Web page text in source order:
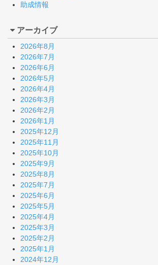
助成情報
アーカイブ
2026年8月
2026年7月
2026年6月
2026年5月
2026年4月
2026年3月
2026年2月
2026年1月
2025年12月
2025年11月
2025年10月
2025年9月
2025年8月
2025年7月
2025年6月
2025年5月
2025年4月
2025年3月
2025年2月
2025年1月
2024年12月